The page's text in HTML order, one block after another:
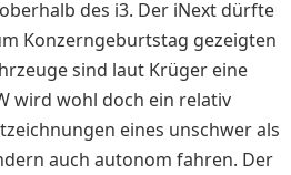
des i3. Der iNext dürfte
Konzerngeburtstag gezeigten
sind laut Krüger eine
wird wohl doch ein relativ
eines unschwer als
auch autonom fahren. Der